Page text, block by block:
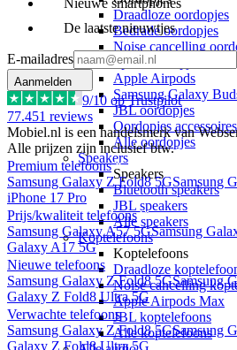
Draadloze oordopjes
Bedrade oordopjes
Noise cancelling
Sport oordopjes
Apple Airpods
Samsung Galaxy
JBL oordopjes
Oordopjes accessoires
Alle oordopjes
Speakers
Speakers
Bluetooth speakers
JBL speakers
Alle speakers
Koptelefoons
Koptelefoons
Draadloze
Noise cancelling
Apple Airpods Max
JBL koptelefoons
Alle koptelefoons
De laatste nieuwtjes
E-mailadres
Aanmelden
9/10 op Trustpilot
77.451 reviews
Mobiel.nl is een handelsmerk van
Alle prijzen zijn inclusief btw.
Premium telefoons
Samsung Galaxy Z Fold8 5GSamsung
iPhone 17 Pro
Prijs/kwaliteit telefoons
Samsung Galaxy A57 5GSamsung
Galaxy A17 5G
Nieuwe telefoons
Samsung Galaxy Z Fold8 5GSamsung
Galaxy Z Fold8 Ultra 5G
Verwachte telefoons
Samsung Galaxy Z Fold8 5GSamsung
Galaxy Z Fold8 Ultra 5G